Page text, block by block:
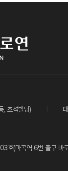
, 초석빌딩)
호(마곡역 6번 출구 바